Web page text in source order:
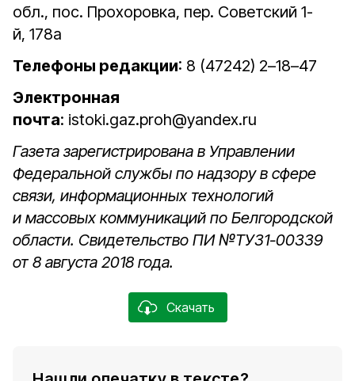
обл., пос. Прохоровка, пер. Советский 1-
й, 178а
Телефоны редакции: 8 (47242) 2–18–47
Электронная
почта: istoki.gaz.proh@yandex.ru
Газета зарегистрирована в Управлении
Федеральной службы по надзору в сфере
связи, информационных технологий
и массовых коммуникаций по Белгородской
области. Свидетельство ПИ №ТУ31-00339
от 8 августа 2018 года.
Скачать